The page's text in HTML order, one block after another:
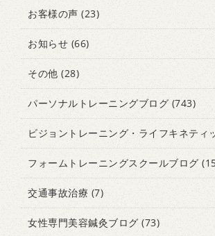
お客様の声 (23)
お知らせ (66)
その他 (28)
パーソナルトレーニングブログ(743)
ビジョントレーニング・ライフキネティ
フォームトレーニングスクールブログ
交通事故治療 (7)
女性専門美容鍼灸ブログ (73)